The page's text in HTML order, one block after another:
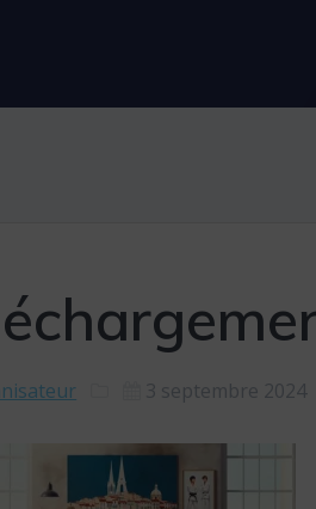
3 septembre 2024